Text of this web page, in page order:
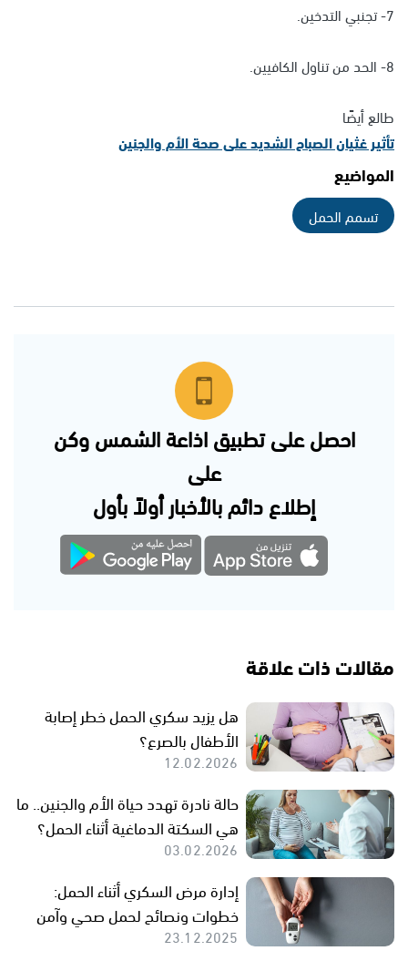
7- تجنبي التدخين.
8- الحد من تناول الكافيين.
طالع أيضًا
تأثير غثيان الصباح الشديد على صحة الأم والجنين
المواضيع
تسمم الحمل
احصل على تطبيق اذاعة الشمس وكن
على
إطلاع دائم بالأخبار أولاً بأول
مقالات ذات علاقة
هل يزيد سكري الحمل خطر إصابة
الأطفال بالصرع؟
12.02.2026
حالة نادرة تهدد حياة الأم والجنين.. ما
هي السكتة الدماغية أثناء الحمل؟
03.02.2026
إدارة مرض السكري أثناء الحمل:
خطوات ونصائح لحمل صحي وآمن
23.12.2025